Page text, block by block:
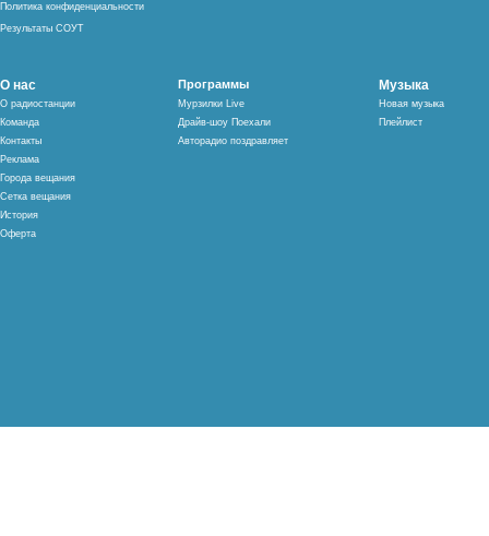
Политика конфиденциальности
Результаты СОУТ
О нас
О радиостанции
Команда
Контакты
Реклама
Города вещания
Сетка вещания
История
Оферта
Программы
Мурзилки Live
Драйв-шоу Поехали
Авторадио поздравляет
Музыка
Новая музыка
Плейлист